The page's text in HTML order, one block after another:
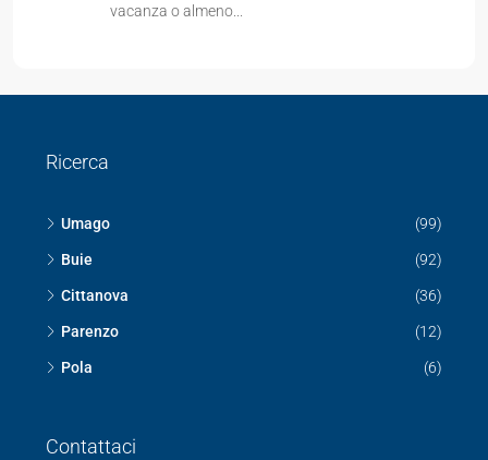
vacanza o almeno...
Ricerca
Umago (99)
Buie (92)
Cittanova (36)
Parenzo (12)
Pola (6)
Contattaci